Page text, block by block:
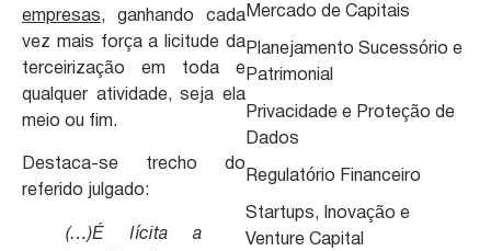
empresas, ganhando cada
vez mais força a licitude da
terceirização em toda e
qualquer atividade, seja ela
meio ou fim.
Destaca-se trecho do
referido julgado:
(…)É lícita a
Mercado de Capitais
Planejamento Sucessório e
Patrimonial
Privacidade e Proteção de
Dados
Regulatório Financeiro
Startups, Inovação e
Venture Capital